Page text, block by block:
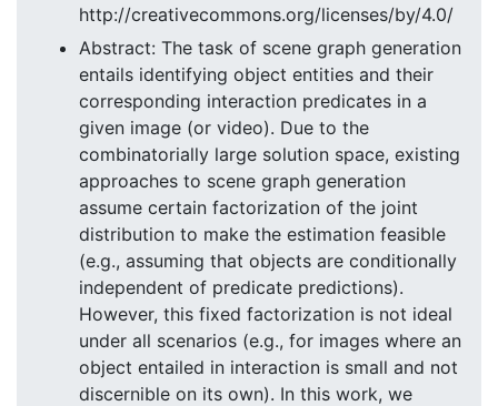
http://creativecommons.org/licenses/by/4.0/
Abstract: The task of scene graph generation
entails identifying object entities and their
corresponding interaction predicates in a
given image (or video). Due to the
combinatorially large solution space, existing
approaches to scene graph generation
assume certain factorization of the joint
distribution to make the estimation feasible
(e.g., assuming that objects are conditionally
independent of predicate predictions).
However, this fixed factorization is not ideal
under all scenarios (e.g., for images where an
object entailed in interaction is small and not
discernible on its own). In this work, we